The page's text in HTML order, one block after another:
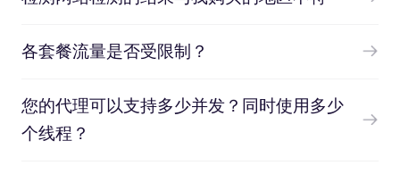
各套餐流量是否受限制？
您的代理可以支持多少并发？同时使用多少
个线程？